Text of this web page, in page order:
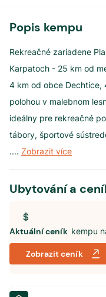
Popis kempu
Rekreačné zariadene
Karpatoch - 25 km od
4 km od obce Dechtice,
polohou v malebnom
ideálny pre rekreačné
tábory, športové
.... Zobrazit více
Ubytování a
Aktuální ceník kempu
Zobrazit ceník